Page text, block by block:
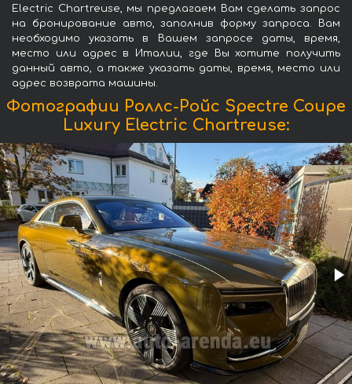
Electric Chartreuse, мы предлагаем Вам сделать запрос
на бронирование авто, заполнив форму запроса. Вам
необходимо указать в Вашем запросе даты, время,
место или адрес в Италии, где Вы хотите получить
данный авто, а также указать даты, время, место или
адрес возврата машины.
Фотографии Роллс-Ройс Spectre Coupe
Luxury Electric Chartreuse: